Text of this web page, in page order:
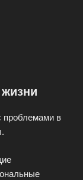
проблемами в